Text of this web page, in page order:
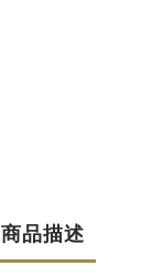
商品描述